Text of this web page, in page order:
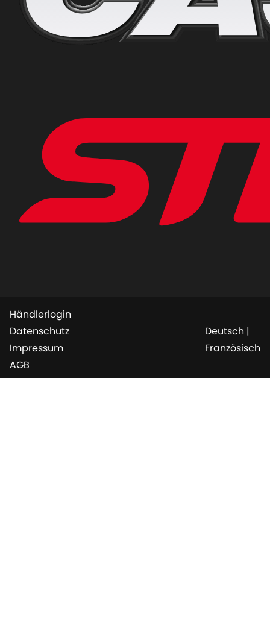
Händlerlogin
Datenschutz
Impressum
AGB
Deutsch |
Französisch